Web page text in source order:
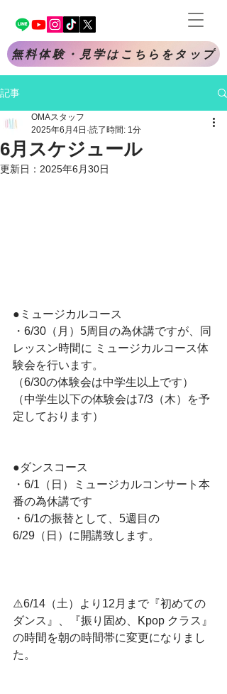
無料体験・見学はこちらをタップ
記事
6月スケジュール
OMAスタッフ
2025年6月4日 読了時間: 1分
更新日： 2025年6月30日
●ミュージカルコース
・6/30（月）5周目の為休講ですが、同
レッスン時間に ミュージカルコース体
験会を行います。
（6/30の体験会は中学生以上です）
（中学生以下の体験会は7/3（木）を予
定しております）
●ダンスコース
・6/1（日）ミュージカルコンサート本
番の為休講です
・6/1の振替として、5週目の
6/29（日）に開講致します。
⚠️6/14（土）より12月まで『初めての
ダンス』、『振り固め、Kpop クラス』
の時間を朝の時間帯に変更になりまし
た。